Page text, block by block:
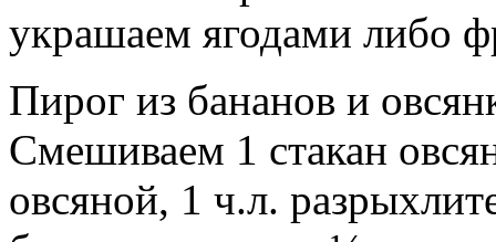
украшаем ягодами либо
Пирог из бананов и
Смешиваем 1 стакан
овсяной, 1 ч.л.